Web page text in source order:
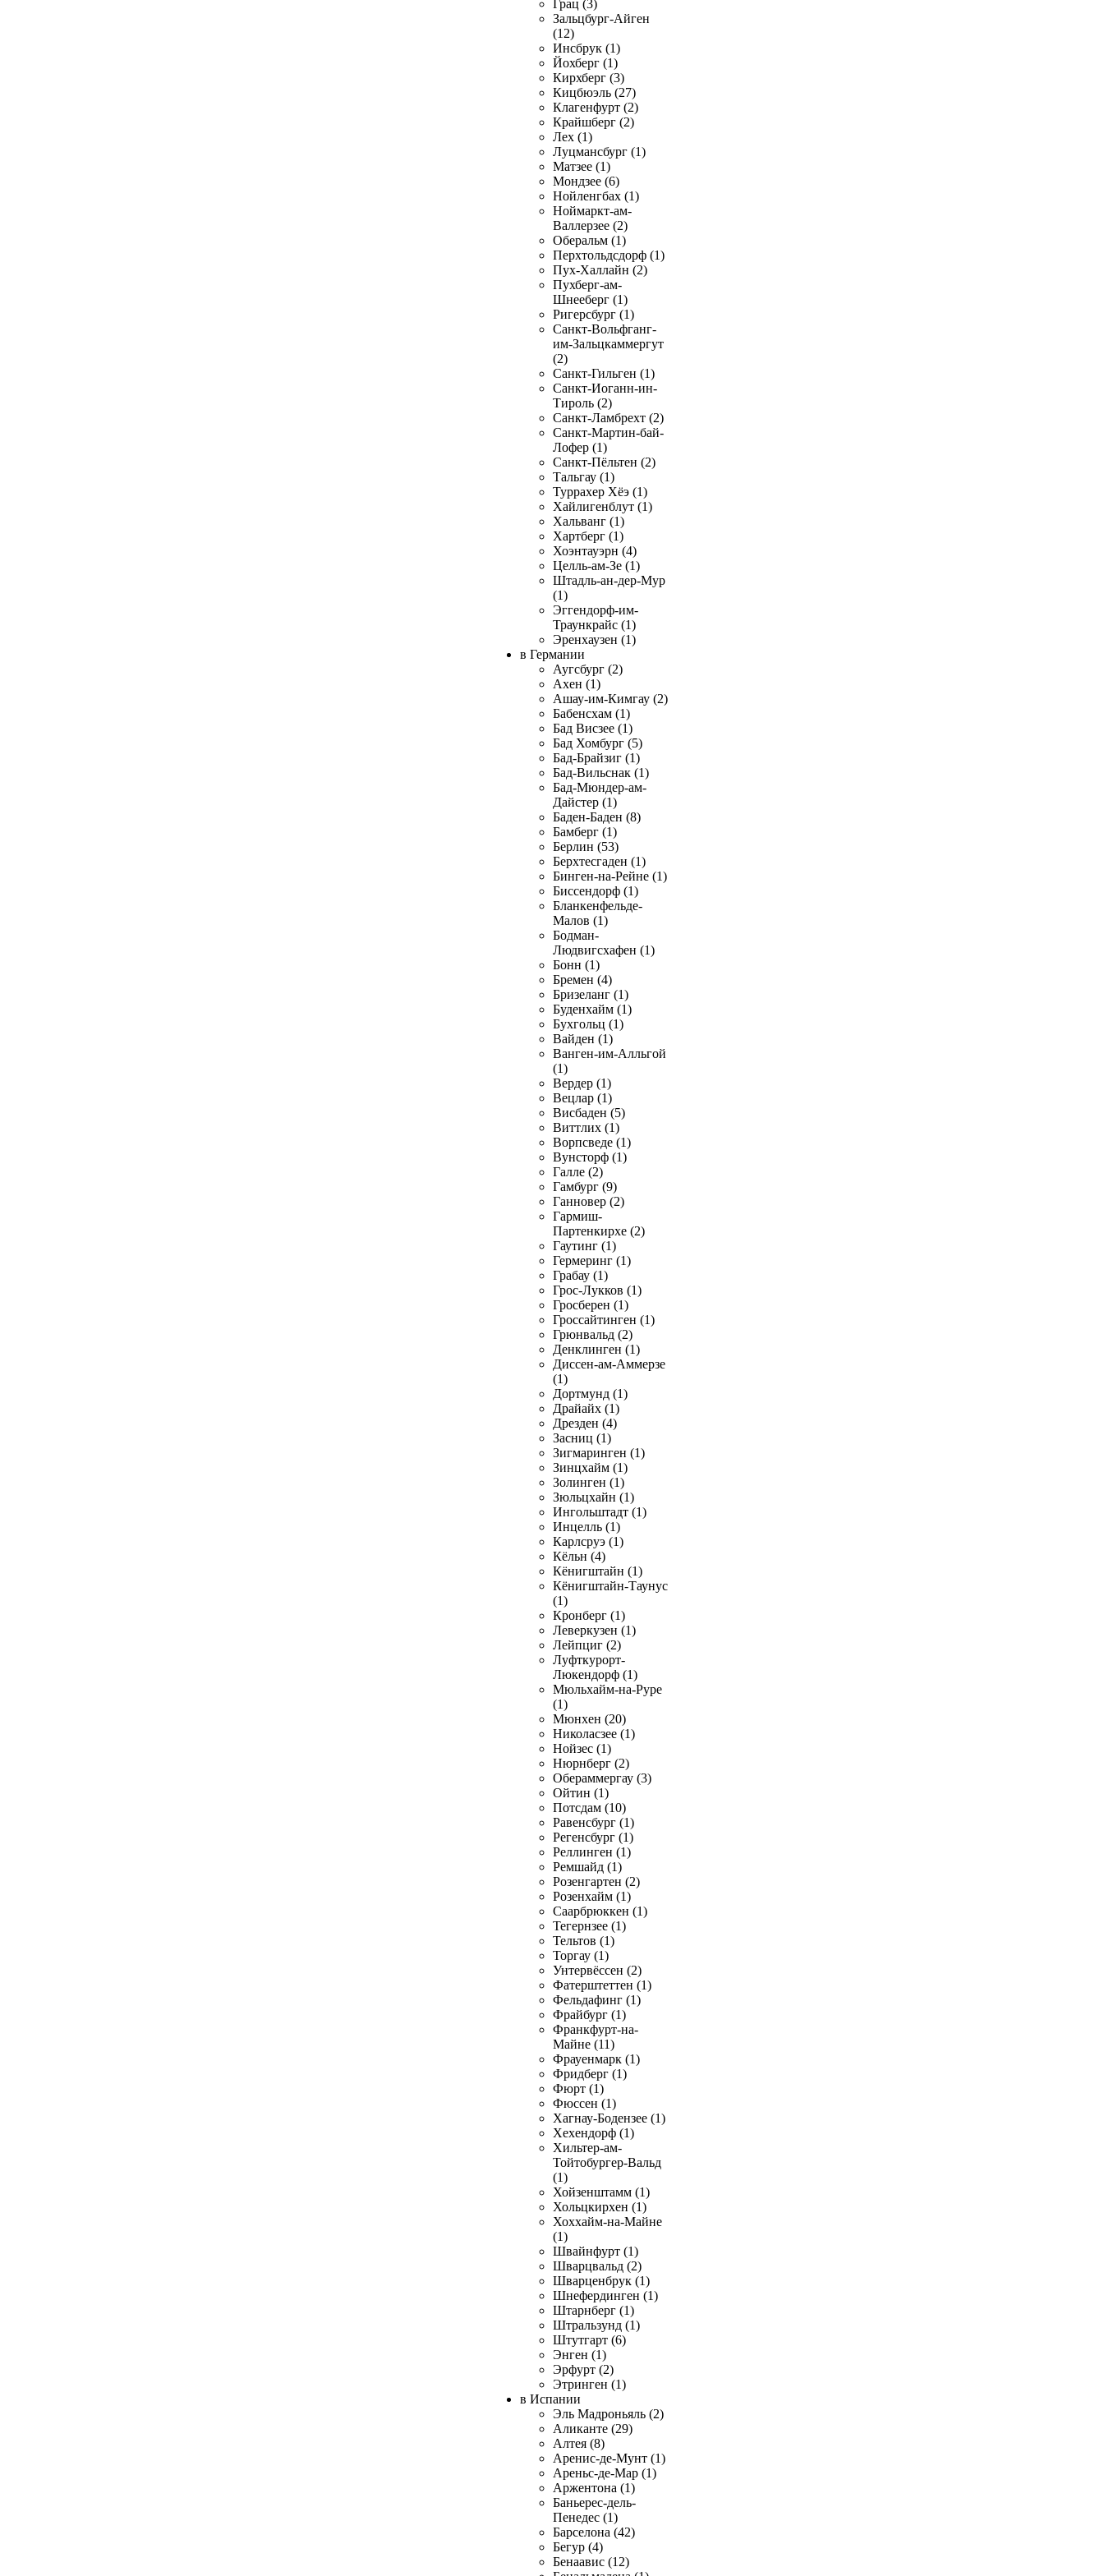
Грац (3)
Зальцбург-Айген
(12)
Инсбрук (1)
Йохберг (1)
Кирхберг (3)
Кицбюэль (27)
Клагенфурт (2)
Крайшберг (2)
Лех (1)
Луцмансбург (1)
Матзее (1)
Мондзее (6)
Нойленгбах (1)
Ноймаркт-ам-
Валлерзее (2)
Оберальм (1)
Перхтольдсдорф (1)
Пух-Халлайн (2)
Пухберг-ам-
Шнееберг (1)
Ригерсбург (1)
Санкт-Вольфганг-
им-Зальцкаммергут
(2)
Санкт-Гильген (1)
Санкт-Иоганн-ин-
Тироль (2)
Санкт-Ламбрехт (2)
Санкт-Мартин-бай-
Лофер (1)
Санкт-Пёльтен (2)
Тальгау (1)
Туррахер Хёэ (1)
Хайлигенблут (1)
Хальванг (1)
Хартберг (1)
Хоэнтауэрн (4)
Целль-ам-Зе (1)
Штадль-ан-дер-Мур
(1)
Эггендорф-им-
Траункрайс (1)
Эренхаузен (1)
в Германии
Аугсбург (2)
Ахен (1)
Ашау-им-Кимгау (2)
Бабенсхам (1)
Бад Висзее (1)
Бад Хомбург (5)
Бад-Брайзиг (1)
Бад-Вильснак (1)
Бад-Мюндер-ам-
Дайстер (1)
Баден-Баден (8)
Бамберг (1)
Берлин (53)
Берхтесгаден (1)
Бинген-на-Рейне (1)
Биссендорф (1)
Бланкенфельде-
Малов (1)
Бодман-
Людвигсхафен (1)
Бонн (1)
Бремен (4)
Бризеланг (1)
Буденхайм (1)
Бухгольц (1)
Вайден (1)
Ванген-им-Алльгой
(1)
Вердер (1)
Вецлар (1)
Висбаден (5)
Виттлих (1)
Ворпсведе (1)
Вунсторф (1)
Галле (2)
Гамбург (9)
Ганновер (2)
Гармиш-
Партенкирхе (2)
Гаутинг (1)
Гермеринг (1)
Грабау (1)
Грос-Лукков (1)
Гросберен (1)
Гроссайтинген (1)
Грюнвальд (2)
Денклинген (1)
Диссен-ам-Аммерзе
(1)
Дортмунд (1)
Драйайх (1)
Дрезден (4)
Засниц (1)
Зигмаринген (1)
Зинцхайм (1)
Золинген (1)
Зюльцхайн (1)
Ингольштадт (1)
Инцелль (1)
Карлсруэ (1)
Кёльн (4)
Кёнигштайн (1)
Кёнигштайн-Таунус
(1)
Кронберг (1)
Леверкузен (1)
Лейпциг (2)
Луфткурорт-
Люкендорф (1)
Мюльхайм-на-Руре
(1)
Мюнхен (20)
Николасзее (1)
Нойзес (1)
Нюрнберг (2)
Обераммергау (3)
Ойтин (1)
Потсдам (10)
Равенсбург (1)
Регенсбург (1)
Реллинген (1)
Ремшайд (1)
Розенгартен (2)
Розенхайм (1)
Саарбрюккен (1)
Тегернзее (1)
Тельтов (1)
Торгау (1)
Унтервёссен (2)
Фатерштеттен (1)
Фельдафинг (1)
Фрайбург (1)
Франкфурт-на-
Майне (11)
Фрауенмарк (1)
Фридберг (1)
Фюрт (1)
Фюссен (1)
Хагнау-Бодензее (1)
Хехендорф (1)
Хильтер-ам-
Тойтобургер-Вальд
(1)
Хойзенштамм (1)
Хольцкирхен (1)
Хоххайм-на-Майне
(1)
Швайнфурт (1)
Шварцвальд (2)
Шварценбрук (1)
Шнефердинген (1)
Штарнберг (1)
Штральзунд (1)
Штутгарт (6)
Энген (1)
Эрфурт (2)
Этринген (1)
в Испании
Эль Мадроньяль (2)
Аликанте (29)
Алтея (8)
Аренис-де-Мунт (1)
Ареньс-де-Мар (1)
Аржентона (1)
Баньерес-дель-
Пенедес (1)
Барселона (42)
Бегур (4)
Бенаавис (12)